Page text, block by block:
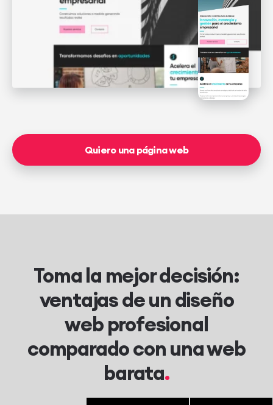
Quiero una página web
Toma la mejor decisión:
ventajas de un diseño
web profesional
comparado con una web
barata